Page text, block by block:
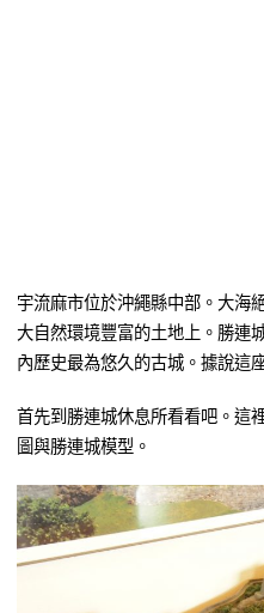
宇流麻市位於沖繩縣中部。大海
大自然環境豐富的土地上。勝連
內歷史最為悠久的古城。據說這
首先到勝連城休息所看看吧。這
圖與勝連城模型。